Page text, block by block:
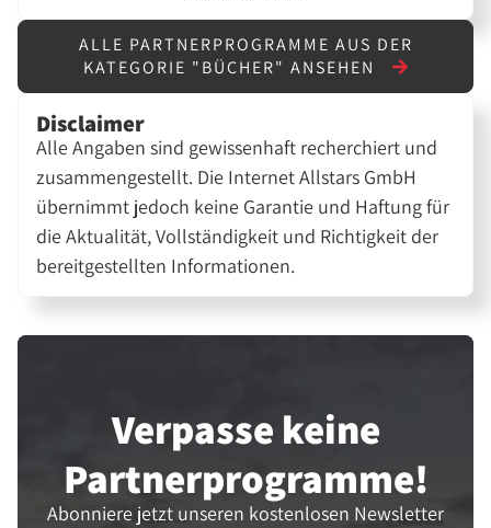
ALLE PARTNERPROGRAMME AUS DER
KATEGORIE "BÜCHER" ANSEHEN
Disclaimer
Alle Angaben sind gewissenhaft recherchiert und
zusammengestellt. Die Internet Allstars GmbH
übernimmt jedoch keine Garantie und Haftung für
die Aktualität, Vollständigkeit und Richtigkeit der
bereitgestellten Informationen.
Verpasse keine
Partner­programme!
Abonniere jetzt unseren kostenlosen Newsletter